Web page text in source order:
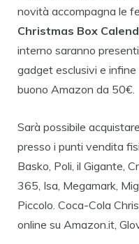
novità accompagna le
Christmas Box
interno saranno
gadget esclusivi e
buono Amazon da 50€.
Sarà possibile
presso i punti vendita
Basko, Poli, il Gigante,
365, Isa, Megamark,
Piccolo. Coca-Cola
online su Amazon.it,